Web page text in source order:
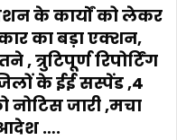
के कार्यों को लेकर
का बड़ा एक्शन,
, त्रुटिपूर्ण रिपोर्टिंग
के ईई सस्पेंड ,4
नोटिस जारी ,मचा
….